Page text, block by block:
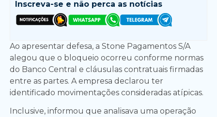
Inscreva-se e não perca as notícias
Ao apresentar defesa, a Stone Pagamentos S/A
alegou que o bloqueio ocorreu conforme normas
do Banco Central e cláusulas contratuais firmadas
entre as partes. A empresa declarou ter
identificado movimentações consideradas atípicas.
Inclusive, informou que analisava uma operação